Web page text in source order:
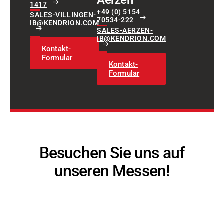
1417
SALES-VILLINGEN-
IB@KENDRION.COM
Kontakt-
Formular
+49 (0) 5154
70534-222
SALES-AERZEN-
IB@KENDRION.COM
Kontakt-
Formular
Besuchen Sie uns auf
unseren Messen!